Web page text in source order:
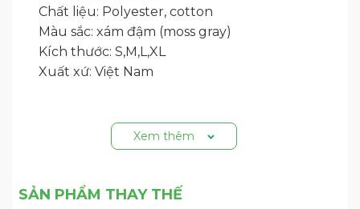
Chất liệu: Polyester, cotton
Màu sắc: xám đậm (moss gray)
Kích thước: S,M,L,XL
Xuất xứ: Việt Nam
Xem thêm
SẢN PHẨM THAY THẾ